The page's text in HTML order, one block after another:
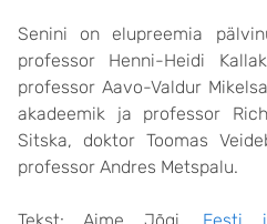
Senini on elupreemia
professor Henni-Heidi
professor Aavo-Valdur
akadeemik ja professor
Sitska, doktor Toomas
professor Andres Metspalu.